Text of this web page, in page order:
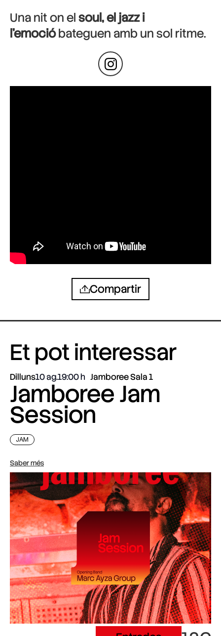
Una nit on elsoul, el jazz i
l’emocióbateguen amb un sol ritme.
Compartir
Et pot interessar
Dilluns10 ag.19:00 Jamboree Sala 1
Jamboree Jam
Session
JAM
Saber més